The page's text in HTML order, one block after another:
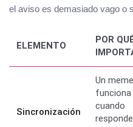
el aviso es demasiado vago o
ELEMENTO
POR
Sincronización
Un meme
cuando